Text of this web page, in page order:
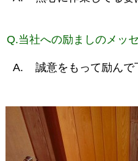
Q.当社への励ましのメッ
A. 誠意をもって励んで